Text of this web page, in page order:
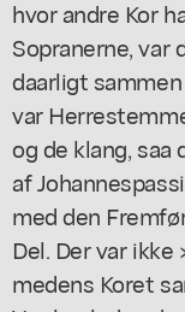
hvor andre Kor
Sopranerne, var
daarligt
var
og de klang,
af
med den
Del. Der var
medens Koret